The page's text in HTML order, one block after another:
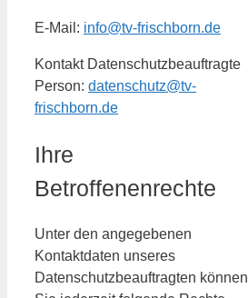
E-Mail: info@tv-frischborn.de
Kontakt Datenschutzbeauftragte
Person: datenschutz@tv-
frischborn.de
Ihre
Betroffenenrechte
Unter den angegebenen
Kontaktdaten unseres
Datenschutzbeauftragten können